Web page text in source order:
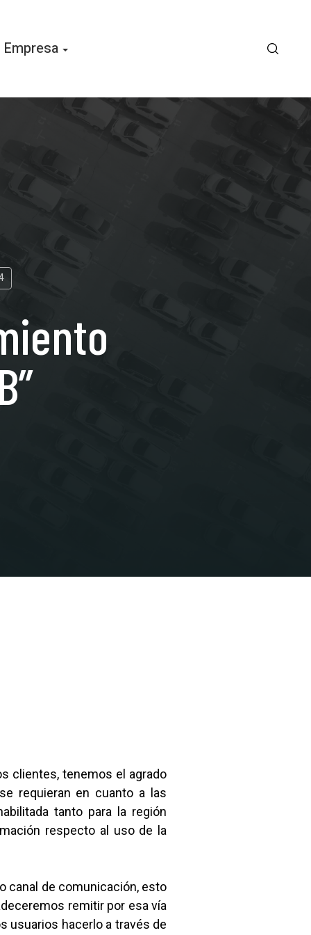
Empresa
clientes, tenemos el agrado
requieran en cuanto a las
tanto para la región
respecto al uso de la
canal de comunicación, esto
remitir por esa vía
usuarios hacerlo a través de